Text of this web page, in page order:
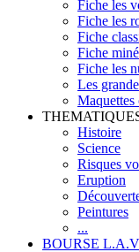
Fiche les
Fiche les
Fiche
Fiche
Fiche les
Les
Maquettes
Histoire
Science
Risques
Eruption
Peintures
...
BOURSE